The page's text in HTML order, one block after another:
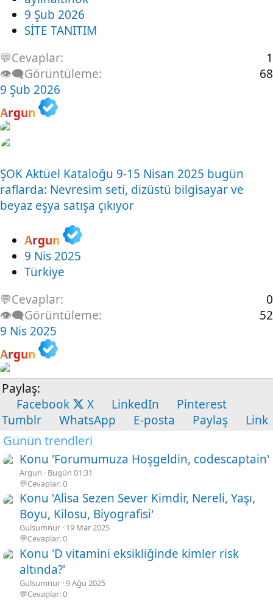
9 Şub 2026
SİTE TANITIM
💬Cevaplar
1
👁️‍🗨️Görüntüleme
68
9 Şub 2026
Argun
ŞOK Aktüel Kataloğu 9-15 Nisan 2025 bugün
raflarda: Nevresim seti, dizüstü bilgisayar ve
beyaz eşya satışa çıkıyor
Argun
9 Nis 2025
Türkiye
💬Cevaplar
0
👁️‍🗨️Görüntüleme
52
9 Nis 2025
Argun
Paylaş:
Facebook
X LinkedIn
Pinterest
Tumblr
WhatsApp E-posta Paylaş Link
Günün trendleri
Konu 'Forumumuza Hoşgeldin, codescaptain'
Argun
Bugün 01:31
💬Cevaplar: 0
Konu 'Alisa Sezen Sever Kimdir, Nereli, Yaşı,
Boyu, Kilosu, Biyografisi'
Gulsumnur 19 Mar 2025
💬Cevaplar: 0
Konu 'D vitamini eksikliğinde kimler risk
altında?'
Gulsumnur 9 Ağu 2025
💬Cevaplar: 0